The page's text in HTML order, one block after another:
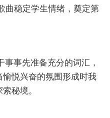
稳定学生情绪，奠定第
事先准备充分的词汇，
悦兴奋的氛围形成时我
秘境。